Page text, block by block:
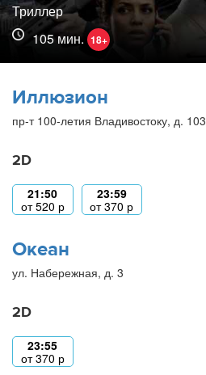
Триллер
105 мин. 18+
Иллюзион
пр-т 100-летия Владивостоку, д. 103
2D
21:50
от520 р
23:59
от370 р
Океан
ул. Набережная, д. 3
2D
23:55
от370 р